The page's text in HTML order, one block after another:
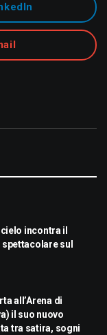
incontra il
sul
all’Arena di
il suo nuovo
tra satira, sogni